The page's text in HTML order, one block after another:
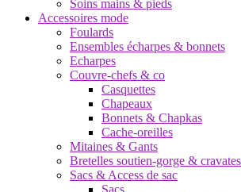
Soins mains & pieds
Accessoires mode
Foulards
Ensembles écharpes & bonnets
Echarpes
Couvre-chefs & co
Casquettes
Chapeaux
Bonnets & Chapkas
Cache-oreilles
Mitaines & Gants
Bretelles soutien-gorge & cravates
Sacs & Access de sac
Sacs